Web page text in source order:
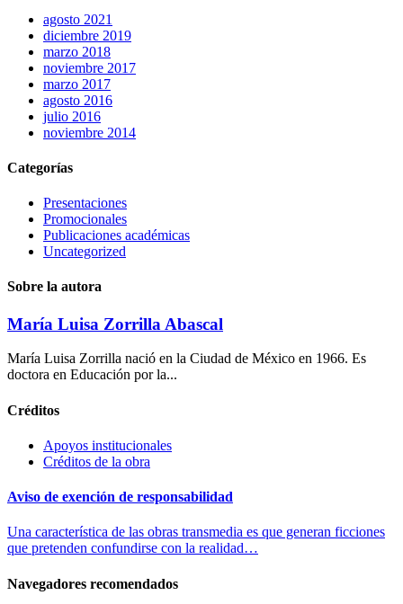
agosto 2021
diciembre 2019
marzo 2018
noviembre 2017
marzo 2017
agosto 2016
julio 2016
noviembre 2014
Categorías
Presentaciones
Promocionales
Publicaciones académicas
Uncategorized
Sobre la autora
María Luisa Zorrilla Abascal
María Luisa Zorrilla nació en la Ciudad de México en 1966. Es
doctora en Educación por la...
Créditos
Apoyos institucionales
Créditos de la obra
Aviso de exención de responsabilidad
Una característica de las obras transmedia es que generan ficciones
que pretenden confundirse con la realidad…
Navegadores recomendados